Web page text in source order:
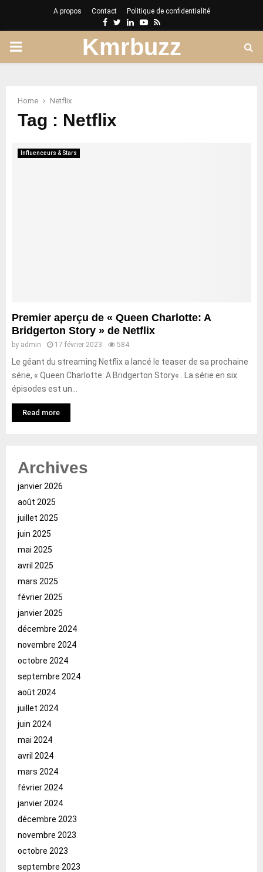
A propos Contact Politique de confidentialité
Facebook
Twitter
LinkedinYoutube
Rss
PRIMARY
Kmrbuzz
Home Netflix
Tag : Netflix
Influenceurs & Stars
Premier aperçu de « Queen Charlotte: A
Bridgerton Story » de Netflix
by admin 17 février 2023 584
Le géant du streaming Netflix a lancé le teaser de sa prochaine
série, « Queen Charlotte: A Bridgerton Story« . La série en six
épisodes est un...
Read more
Archives
janvier 2026
août 2025
juillet 2025
juin 2025
mai 2025
avril 2025
mars 2025
février 2025
janvier 2025
décembre 2024
novembre 2024
octobre 2024
septembre 2024
août 2024
juillet 2024
juin 2024
mai 2024
avril 2024
mars 2024
février 2024
janvier 2024
décembre 2023
novembre 2023
octobre 2023
septembre 2023